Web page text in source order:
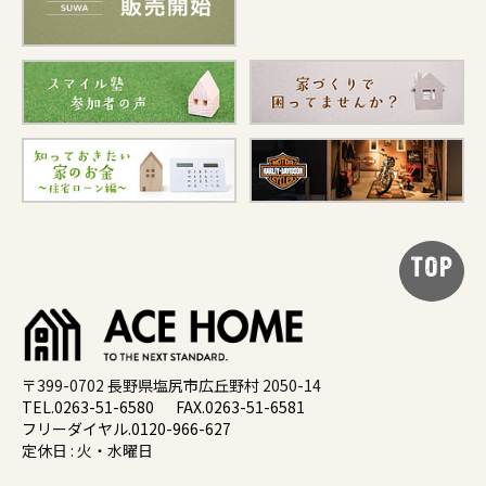
〒399-0702 長野県塩尻市広丘野村 2050-14
TEL.0263-51-6580
FAX.0263-51-6581
フリーダイヤル.0120-966-627
定休日 : 火・水曜日
TOP